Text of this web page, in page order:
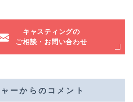
キャスティングの
ご相談・お問い合わせ
ーからのコメント